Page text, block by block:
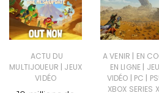
ACTU DU
MULTIJOUEUR | JEUX
VIDÉO
A VENIR | EN
EN LIGNE |
VIDÉO | PC |
XBOX SERIES